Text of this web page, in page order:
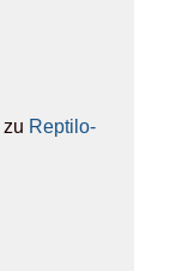
zu Rep­ti­lo­